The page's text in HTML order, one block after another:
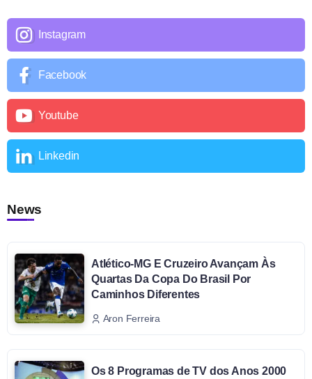
Instagram
Facebook
Youtube
Linkedin
News
Atlético-MG E Cruzeiro Avançam Às
Quartas Da Copa Do Brasil Por
Caminhos Diferentes
Aron Ferreira
Os 8 Programas de TV dos Anos 2000